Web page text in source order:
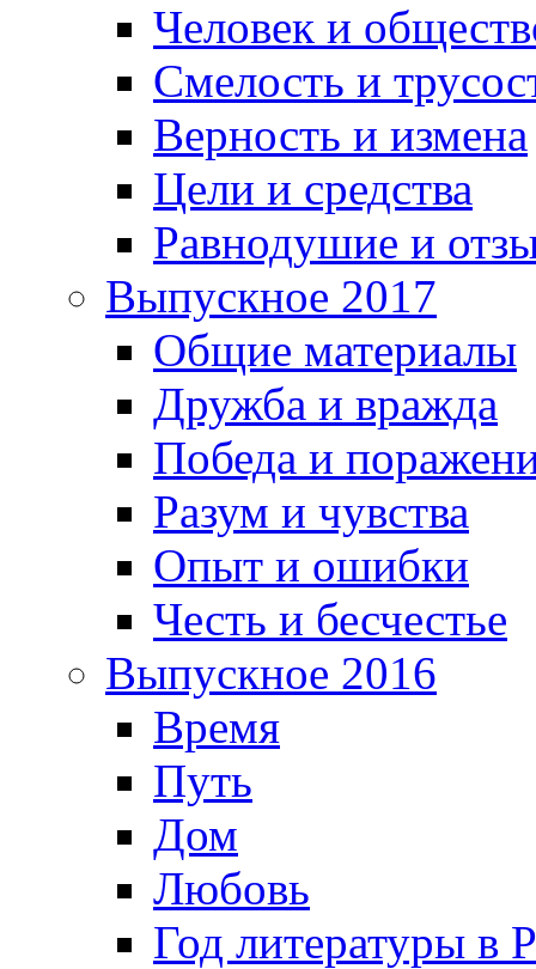
Человек и
Смелость и
Верность и измена
Цели и средства
Равнодушие и
Выпускное 2017
Общие материалы
Дружба и вражда
Победа и
Разум и чувства
Опыт и ошибки
Честь и бесчестье
Выпускное 2016
Время
Путь
Дом
Любовь
Год литературы в